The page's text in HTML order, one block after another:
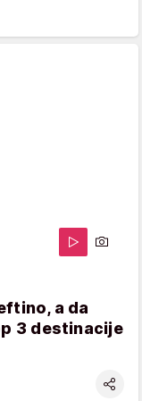
a da
3 destinacije